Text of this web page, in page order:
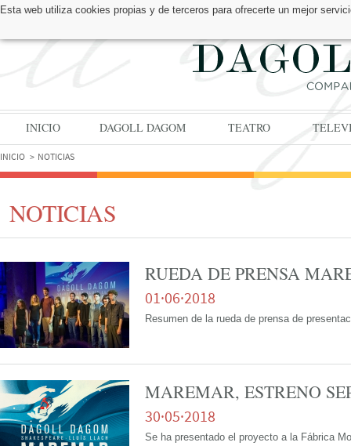
Esta web utiliza cookies propias y de terceros para ofrecerte un mejor
ENCUÉNTRANOS EN:
INICIO DAGOLL DAGOM TEATRO
INICIO NOTICIAS
NOTICIAS
RUEDA DE PRENSA
01·06·2018
Resumen de la rueda de prensa de
MAREMAR, ESTRENO
30·05·2018
Se ha presentado el proyecto a la Fábrica